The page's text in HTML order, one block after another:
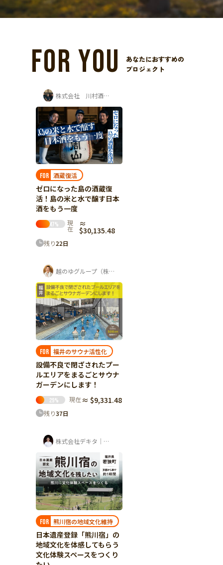
FOR YOU
あなたにおすすめの
プロジェクト
株式会社 川村酒造場
FOR 酒蔵復活
ゼロになった島の酒蔵復
活！島の米と水で醸す日本
酒をもう一度
47% 現
在
≈
$30,135.48
残り22日
越のゆグループ（株式会社ユー企画）
FOR 福井のサウナ活性化
設備不良で閉ざされたプー
ルエリアをまるごとサウナ
ガーデンにします！
29% 現在 ≈ $9,331.48
残り37日
株式会社デキタ｜時岡壮太（山座熊川・八百...
FOR 熊川宿の地域文化維持
日本遺産登録「熊川宿」の
地域文化を体感してもらう
文化体験スペースをつくり